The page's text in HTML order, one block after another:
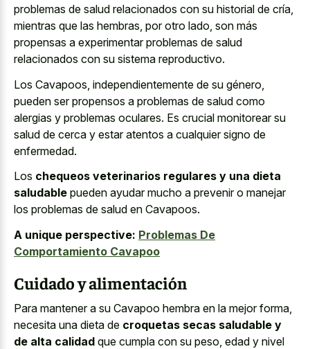
problemas de salud relacionados con su historial de cría,
mientras que las hembras, por otro lado, son más
propensas a experimentar problemas de salud
relacionados con su sistema reproductivo.
Los Cavapoos, independientemente de su género,
pueden ser propensos a problemas de salud como
alergias y problemas oculares. Es crucial monitorear su
salud de cerca y estar atentos a cualquier signo de
enfermedad.
Los chequeos veterinarios regulares y una dieta
saludable pueden ayudar mucho a prevenir o manejar
los problemas de salud en Cavapoos.
A unique perspective: Problemas De
Comportamiento Cavapoo
Cuidado y alimentación
Para mantener a su Cavapoo hembra en la mejor forma,
necesita una dieta de croquetas secas saludable y
de alta calidad que cumpla con su peso, edad y nivel